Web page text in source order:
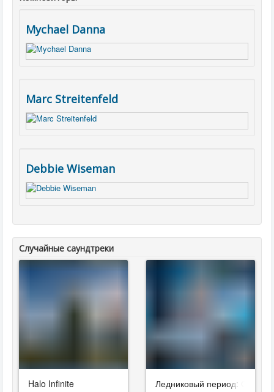
Mychael Danna
Marc Streitenfeld
Debbie Wiseman
Случайные саундтреки
Halo Infinite Ледниковый период: